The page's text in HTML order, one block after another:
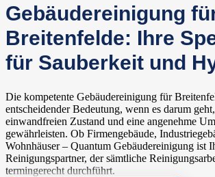
Gebäudereinigung
Breitenfelde: Ihre
für Sauberkeit und
Die kompetente Gebäudereinigung für
entscheidender Bedeutung, wenn es darum
einwandfreien Zustand und eine angenehme
gewährleisten. Ob Firmengebäude,
Wohnhäuser – Quantum Gebäudereinigung ist
Reinigungspartner, der sämtliche
termingerecht durchführt.